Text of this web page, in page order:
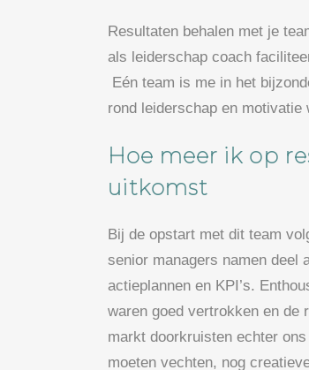
Resultaten behalen met je
als leiderschap coach
Eén team is me in het
rond leiderschap en
Hoe meer ik op
uitkomst
Bij de opstart met dit team
senior managers namen deel
actieplannen en KPI’s.
waren goed vertrokken en de
markt doorkruisten echter
moeten vechten, nog